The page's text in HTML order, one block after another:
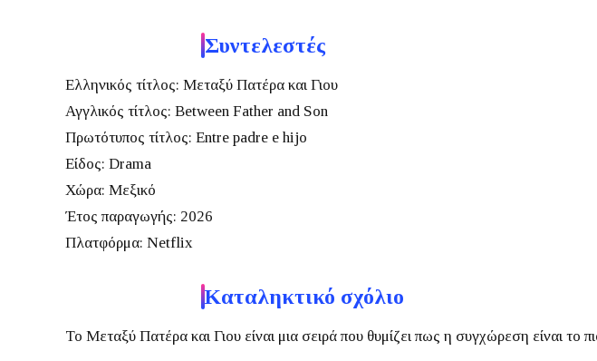
Συντελεστές
Ελληνικός τίτλος: Μεταξύ Πατέρα και Γιου
Αγγλικός τίτλος: Between Father and Son
Πρωτότυπος τίτλος: Entre padre e hijo
Είδος: Drama
Χώρα: Μεξικό
Έτος παραγωγής: 2026
Πλατφόρμα: Netflix
Καταληκτικό σχόλιο
Το Μεταξύ Πατέρα και Γιου είναι μια σειρά που θυμίζει πως η συγχώρεση είναι